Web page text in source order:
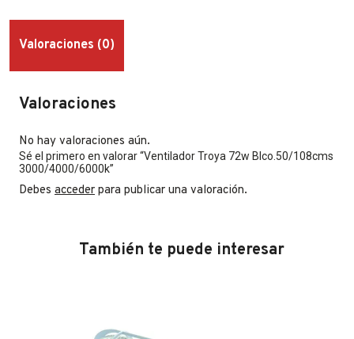
Valoraciones (0)
Valoraciones
No hay valoraciones aún.
Sé el primero en valorar “Ventilador Troya 72w Blco.50/108cms
3000/4000/6000k”
Debes acceder para publicar una valoración.
También te puede interesar